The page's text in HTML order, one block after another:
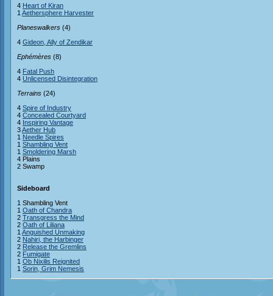
4 Heart of Kiran
1 Aethersphere Harvester
Planeswalkers (4)
4 Gideon, Ally of Zendikar
Ephémères (8)
4 Fatal Push
4 Unlicensed Disintegration
Terrains (24)
4 Spire of Industry
4 Concealed Courtyard
4 Inspiring Vantage
3Aether Hub
1 Needle Spires
1 Shambling Vent
1 Smoldering Marsh
4 Plains
2 Swamp
Sideboard
1 Shambling Vent
1 Oath of Chandra
2 Transgress the Mind
2 Oath of Liliana
1 Anguished Unmaking
2 Nahiri, the Harbinger
2 Release the Gremlins
2 Fumigate
1 Ob Nixilis Reignited
1 Sorin, Grim Nemesis